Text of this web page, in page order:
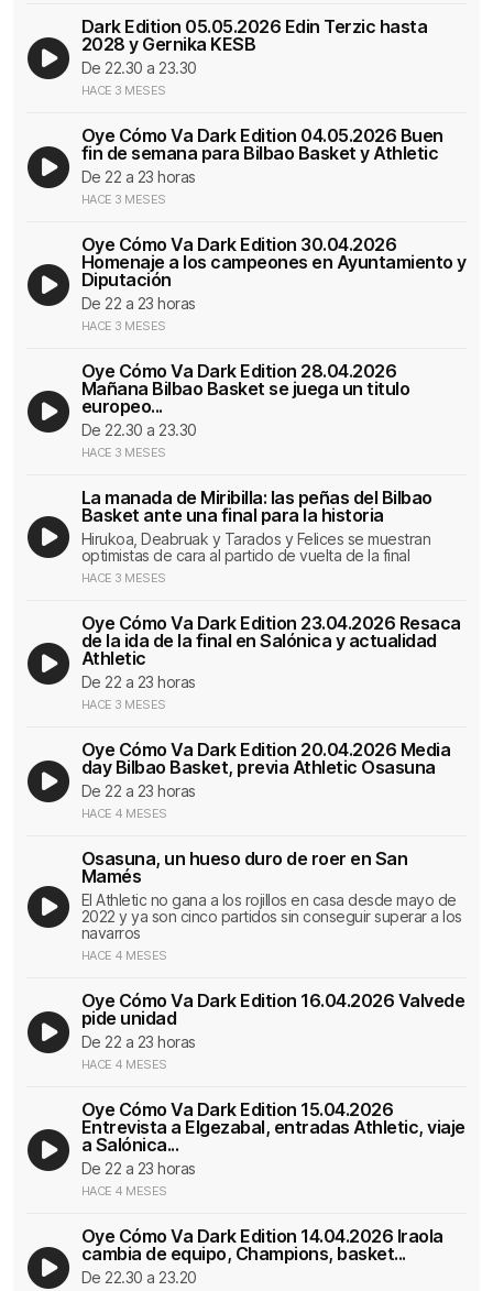
Dark Edition 05.05.2026 Edin Terzic hasta
2028 y Gernika KESB
De 22.30 a 23.30
HACE 3 MESES
Oye Cómo Va Dark Edition 04.05.2026 Buen
fin de semana para Bilbao Basket y Athletic
De 22 a 23 horas
HACE 3 MESES
Oye Cómo Va Dark Edition 30.04.2026
Homenaje a los campeones en Ayuntamiento y
Diputación
De 22 a 23 horas
HACE 3 MESES
Oye Cómo Va Dark Edition 28.04.2026
Mañana Bilbao Basket se juega un titulo
europeo...
De 22.30 a 23.30
HACE 3 MESES
La manada de Miribilla: las peñas del Bilbao
Basket ante una final para la historia
Hirukoa, Deabruak y Tarados y Felices se muestran
optimistas de cara al partido de vuelta de la final
HACE 3 MESES
Oye Cómo Va Dark Edition 23.04.2026 Resaca
de la ida de la final en Salónica y actualidad
Athletic
De 22 a 23 horas
HACE 3 MESES
Oye Cómo Va Dark Edition 20.04.2026 Media
day Bilbao Basket, previa Athletic Osasuna
De 22 a 23 horas
HACE 4 MESES
Osasuna, un hueso duro de roer en San
Mamés
El Athletic no gana a los rojillos en casa desde mayo de
2022 y ya son cinco partidos sin conseguir superar a los
navarros
HACE 4 MESES
Oye Cómo Va Dark Edition 16.04.2026 Valvede
pide unidad
De 22 a 23 horas
HACE 4 MESES
Oye Cómo Va Dark Edition 15.04.2026
Entrevista a Elgezabal, entradas Athletic, viaje
a Salónica...
De 22 a 23 horas
HACE 4 MESES
Oye Cómo Va Dark Edition 14.04.2026 Iraola
cambia de equipo, Champions, basket...
De 22.30 a 23.20